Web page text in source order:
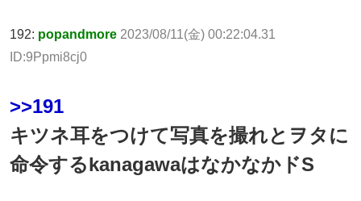
192: popandmore 2023/08/11(金) 00:22:04.31
ID:9Ppmi8cj0
>>191
キツネ耳をつけて写真を撮れとヲタに
命令するkanagawaはなかなかドS